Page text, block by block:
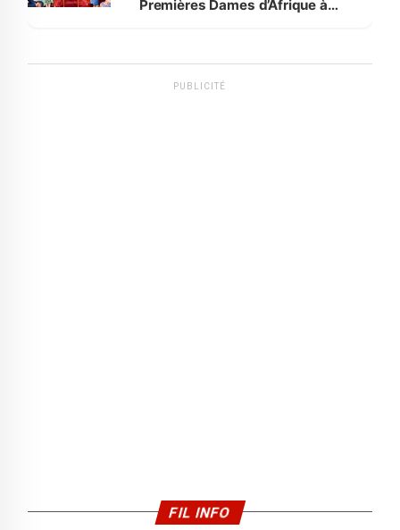
Premières Dames d’Afrique à
PUBLICITÉ
FIL INFO